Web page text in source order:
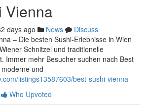
Vienna
days ago News
Discuss
– Die besten Sushi-Erlebnisse in Wien
Schnitzel und traditionelle
Immer mehr Besucher suchen nach Best
und
listings13587603/best-sushi-vienna
Who Upvoted